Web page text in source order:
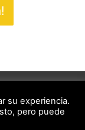
|Política de
su experiencia.
pero puede